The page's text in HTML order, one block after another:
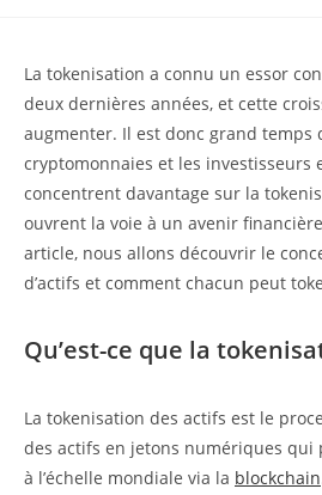
La tokenisation a connu un essor
deux dernières années, et cette
augmenter. Il est donc grand temps
cryptomonnaies et les investisseurs
concentrent davantage sur la
ouvrent la voie à un avenir
article, nous allons découvrir le
d’actifs et comment chacun peut
Qu’est-ce que la
La tokenisation des actifs est le
des actifs en jetons numériques qui
à l’échelle mondiale via la blockchain